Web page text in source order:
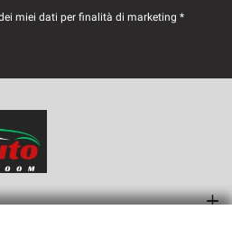
miei dati per finalità di marketing *